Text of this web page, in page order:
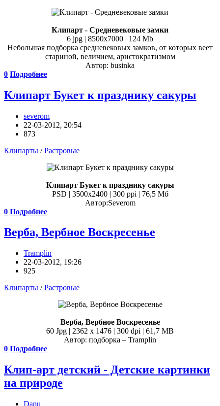
Клипарт - Средневековые замки
6 jpg | 8500x7000 | 124 Mb
Небольшая подборка средневековых замков, от которых веет
стариной, величием, аристократизмом
Автор: businka
0 Подробнее
Клипарт Букет к празднику сакуры
severom
22-03-2012, 20:54
873
Клипарты /Растровые
Клипарт Букет к празднику сакуры
PSD | 3500х2400 | 300 ppi | 76,5 Мб
Автор:Severom
0 Подробнее
Верба, Вербное Воскресенье
Tramplin
22-03-2012, 19:26
925
Клипарты /Растровые
Верба, Вербное Воскресенье
60 Jpg | 2362 x 1476 | 300 dpi | 61,7 MB
Автор: подборка – Tramplin
0 Подробнее
Клип-арт детский - Детские картинки
на природе
Danu